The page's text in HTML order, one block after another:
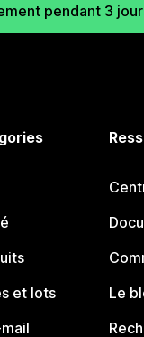
pendant 3
et lots
Le